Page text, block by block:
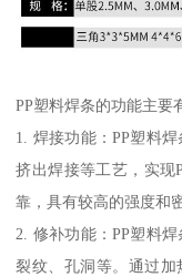
PP塑料焊条的功能主要
1. 焊接功能：PP塑料
挤出焊接等工艺，实现
靠，具有较高的强度和
2. 修补功能：PP塑料
裂纹、孔洞等。通过